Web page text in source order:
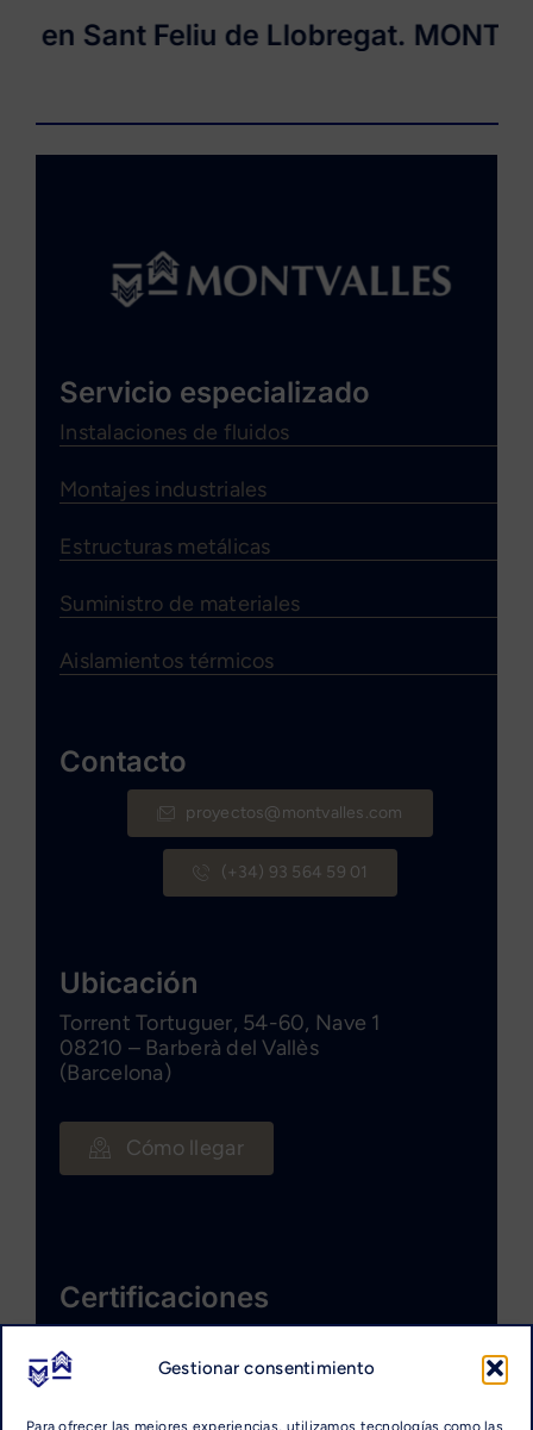
Gestionar consentimiento
Para ofrecer las mejores experiencias, utilizamos tecnologías como las
Sant Feliu de Llobregat.
Servicio especializado
Instalaciones de fluidos
Montajes industriales
Estructuras metálicas
Suministro de materiales
Aislamientos térmicos
Contacto
proyectos@montvalles.com
(+34) 93 564 59 01
Ubicación
Torrent Tortuguer, 54-60, Nave 1
08210 – Barberà del Vallès
(Barcelona)
Cómo llegar
Certificaciones